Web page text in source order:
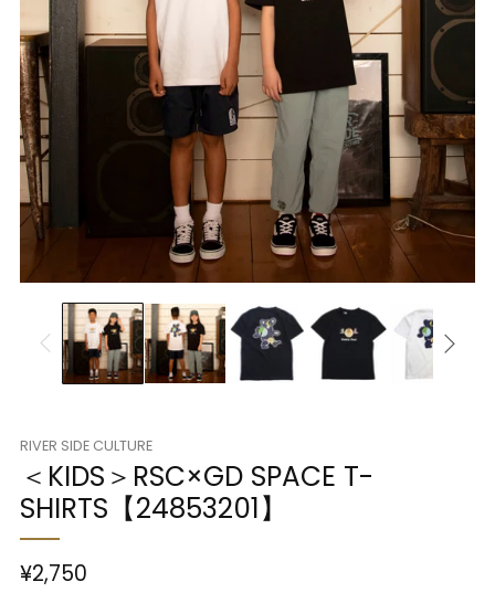
RIVER SIDE CULTURE
＜KIDS＞RSC×GD SPACE T-
SHIRTS【24853201】
¥2,750